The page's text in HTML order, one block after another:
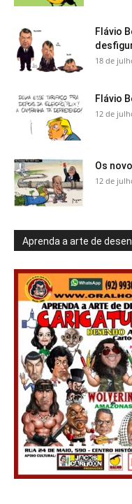
Flávio
18 de
Flávio
12 de
Os
12 de
Aprenda a arte de